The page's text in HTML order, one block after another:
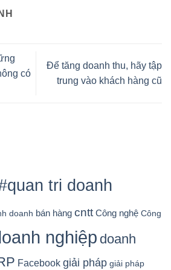
có
Để tăng doanh thu, hãy tập
trung vào khách hàng cũ
tri doanh
doanh bán hàng cntt Công nghệ Công
nghiệp doanh
Facebook giải pháp giải pháp